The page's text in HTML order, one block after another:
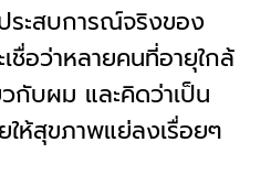
ะสบการณ์จริงของ
เชื่อว่าหลายคนที่อายุใกล้
กับผม และคิดว่าเป็น
ห้สุขภาพแย่ลงเรื่อยๆ